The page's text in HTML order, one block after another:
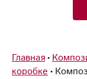
Главная
коробке